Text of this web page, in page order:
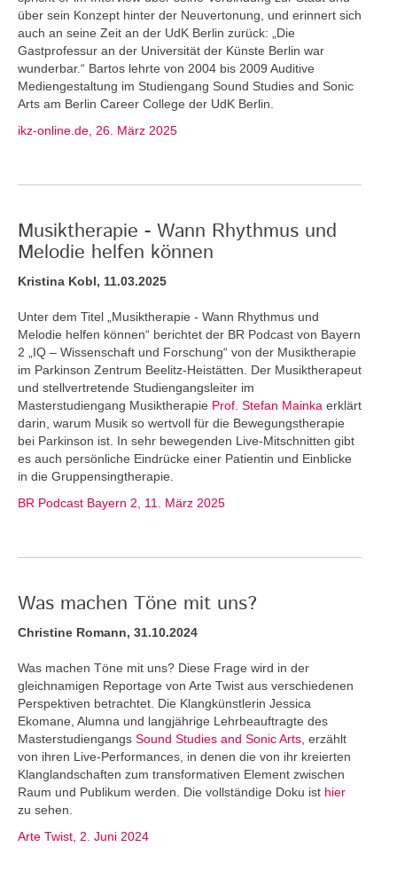
über sein Konzept hinter der Neuvertonung, und erinnert sich
auch an seine Zeit an der UdK Berlin zurück: „Die
Gastprofessur an der Universität der Künste Berlin war
wunderbar.“ Bartos lehrte von 2004 bis 2009 Auditive
Mediengestaltung im Studiengang Sound Studies and Sonic
Arts am Berlin Career College der UdK Berlin.
ikz-online.de, 26. März 2025
Musiktherapie - Wann Rhythmus und
Melodie helfen können
Kristina Kobl, 11.03.2025
Unter dem Titel „Musiktherapie - Wann Rhythmus und
Melodie helfen können“ berichtet der BR Podcast von Bayern
2 „IQ – Wissenschaft und Forschung“ von der Musiktherapie
im Parkinson Zentrum Beelitz-Heistätten. Der Musiktherapeut
und stellvertretende Studiengangsleiter im
Masterstudiengang Musiktherapie Prof. Stefan Mainka erklärt
darin, warum Musik so wertvoll für die Bewegungstherapie
bei Parkinson ist. In sehr bewegenden Live-Mitschnitten gibt
es auch persönliche Eindrücke einer Patientin und Einblicke
in die Gruppensingtherapie.
BR Podcast Bayern 2, 11. März 2025
Was machen Töne mit uns?
Christine Romann, 31.10.2024
Was machen Töne mit uns? Diese Frage wird in der
gleichnamigen Reportage von Arte Twist aus verschiedenen
Perspektiven betrachtet. Die Klangkünstlerin Jessica
Ekomane, Alumna und langjährige Lehrbeauftragte des
Masterstudiengangs Sound Studies and Sonic Arts , erzählt
von ihren Live-Performances, in denen die von ihr kreierten
Klanglandschaften zum transformativen Element zwischen
Raum und Publikum werden. Die vollständige Doku ist hier
zu sehen.
Arte Twist, 2. Juni 2024